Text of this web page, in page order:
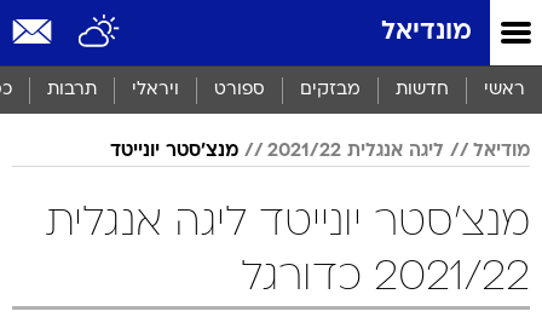
מונדיאל
ראשי חדשות מבזקים ספורט ויראלי תרבות
מודיאל ליגה אנגלית 2021/22 מנצ'סטר יונייטד
מנצ'סטר יונייטד ליגה אנגלית
2021/22 כדורגל